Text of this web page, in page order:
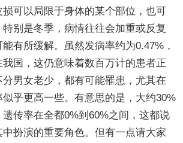
可以局限于身体的某个部位，也可
特别是冬季，病情往往会加重或反复
有所缓解。虽然发病率约为0.47%，
国，这仍意味着数百万计的患者正
男女老少，都有可能罹患，尤其在
乎更高一些。有意思的是，大约30%
传率在全都0%到60%之间，这都说
扮演的重要角色。但有一点请大家